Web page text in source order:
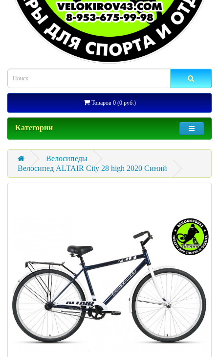
Товаров 0 (0 руб.)
Категории
Велосипеды
Велосипед ALTAIR City 28 high 2020 Синий